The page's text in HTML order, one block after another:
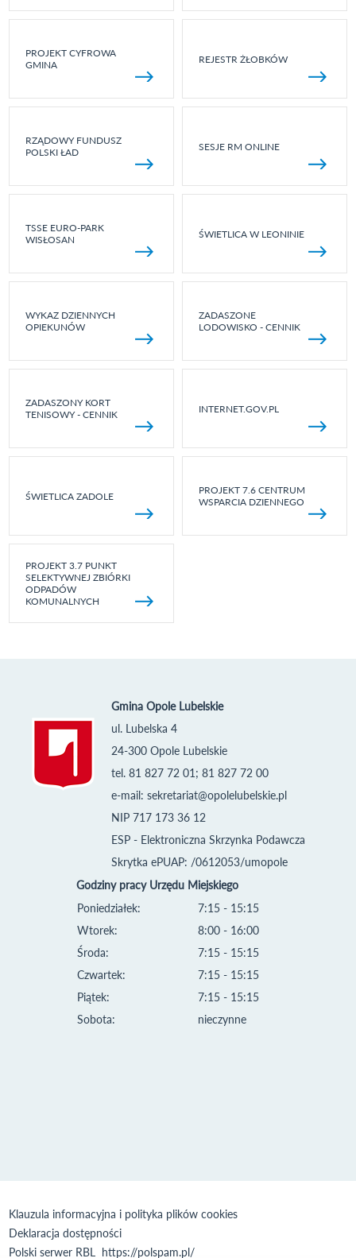
PROJEKT CYFROWA
GMINA
REJESTR ŻŁOBKÓW
RZĄDOWY FUNDUSZ
POLSKI ŁAD
SESJE RM ONLINE
TSSE EURO-PARK
WISŁOSAN
ŚWIETLICA W LEONINIE
WYKAZ DZIENNYCH
OPIEKUNÓW
ZADASZONE
LODOWISKO - CENNIK
ZADASZONY KORT
TENISOWY - CENNIK
INTERNET.GOV.PL
ŚWIETLICA ZADOLE
PROJEKT 7.6 CENTRUM
WSPARCIA DZIENNEGO
PROJEKT 3.7 PUNKT
SELEKTYWNEJ ZBIÓRKI
ODPADÓW
KOMUNALNYCH
Gmina Opole Lubelskie
ul. Lubelska 4
24-300 Opole Lubelskie
tel. 81 827 72 01; 81 827 72 00
e-mail: sekretariat@opolelubelskie.pl
NIP 717 173 36 12
ESP - Elektroniczna Skrzynka Podawcza
Skrytka ePUAP: /0612053/umopole
Godziny pracy Urzędu Miejskiego
Poniedziałek:
Wtorek:
Środa:
Czwartek:
Piątek:
Sobota:
7:15 - 15:15
8:00 - 16:00
7:15 - 15:15
7:15 - 15:15
7:15 - 15:15
nieczynne
Klauzula informacyjna i polityka plików cookies
Deklaracja dostępności
Polski serwer RBL https://polspam.pl/